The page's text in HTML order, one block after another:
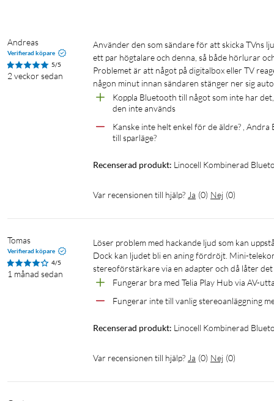
Andreas
Verifierad köpare
5/5
2 veckor sedan
Använder den som sändare för att skicka TVns ljud till mammas hörlurar. Kollade en 3.5 mm föreningskontakt från TVn till
ett par högtalare och denna, så både hörlurar
Problemet är att något på digitalbox eller TV
någon minut innan sändaren stänger ner sig
Koppla Bluetooth till något som inte har
den inte används
Kanske inte helt enkel för de äldre? ,
till sparläge?
Recenserad produkt: Linocell Kombinerad
Var recensionen till hjälp? Ja (0) Nej (0)
Tomas
Verifierad köpare
4/5
1 månad sedan
Löser problem med hackande ljud som kan uppstå vid trådlös anslutning av hörlurar till TV-boxens inbyggda Bluetooth.
Dock kan ljudet bli en aning fördröjt. Mini-
stereoförstärkare via en adapter och då låter det
Fungerar bra med Telia Play Hub via AV-
Fungerar inte till vanlig stereoanläggning
Recenserad produkt: Linocell Kombinerad
Var recensionen till hjälp? Ja (0) Nej (0)